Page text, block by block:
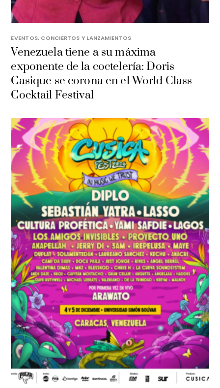
EVENTOS, CONCIERTOS Y LANZAMIENTOS
Venezuela tiene a su máxima
exponente de la coctelería: Doris
Casique se corona en el World Class
Cocktail Festival